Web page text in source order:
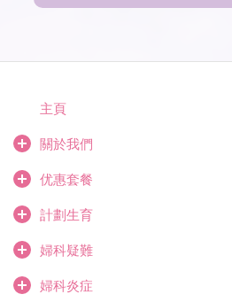
主頁
關於我們
优惠套餐
計劃生育
婦科疑難
婦科炎症